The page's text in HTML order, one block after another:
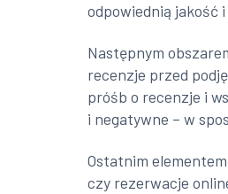
odpowiednią jakość
Następnym
recenzje przed
próśb o recenzje i
i negatywne – w
Ostatnim
czy rezerwacje